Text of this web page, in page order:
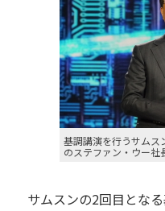
基調講演を行うサムス
のステファン・ウー社
サムスンの2回目とな